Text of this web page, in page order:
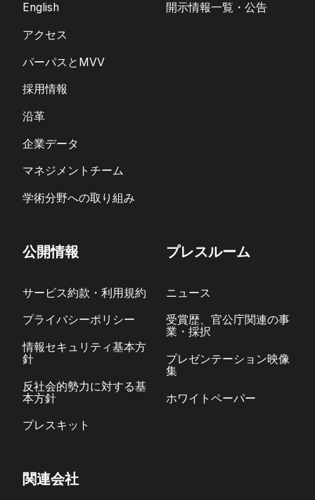
English
アクセス
パーパスとMVV
採用情報
沿革
企業データ
マネジメントチーム
学術分野への取り組み
開示情報一覧・公告
公開情報
サービス約款・利用規約
プライバシーポリシー
情報セキュリティ基本方
針
反社会的勢力に対する基
本方針
プレスキット
プレスルーム
ニュース
受賞歴、官公庁関連の事
業・採択
プレゼンテーション映像
集
ホワイトペーパー
関連会社